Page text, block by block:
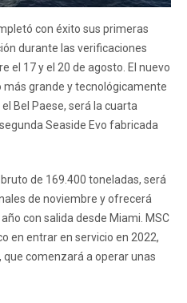
con éxito sus primeras
durante las verificaciones
el 17 y el 20 de agosto. El nuevo
más grande y tecnológicamente
Bel Paese, será la cuarta
Seaside Evo fabricada
de 169.400 toneladas, será
de noviembre y ofrecerá
con salida desde Miami. MSC
en entrar en servicio en 2022,
que comenzará a operar unas